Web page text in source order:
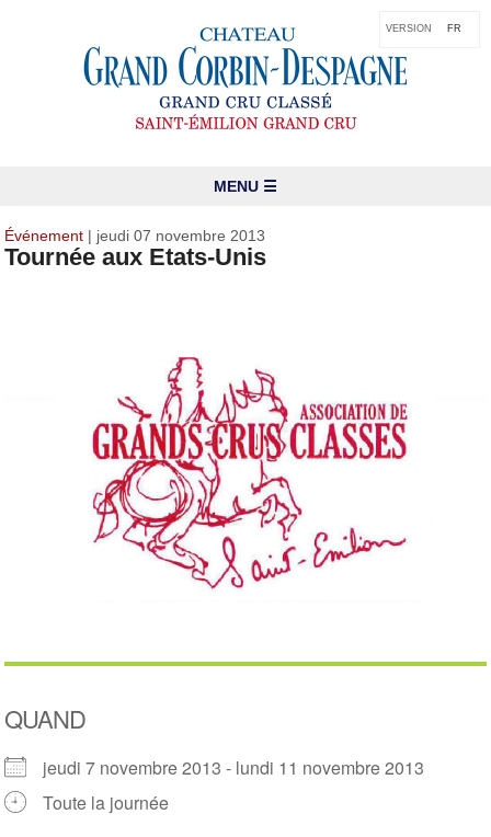
VERSION FR
MENU ☰
Événement | jeudi 07 novembre 2013
Tournée aux Etats-Unis
QUAND
jeudi 7 novembre 2013 - lundi 11 novembre 2013
Toute la journée